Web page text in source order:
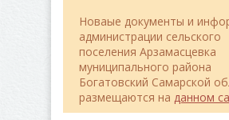
Новаые документы и
администрации сельского
поселения Арзамасцевка
муниципального района
Богатовский Самарской
размещаются на данном